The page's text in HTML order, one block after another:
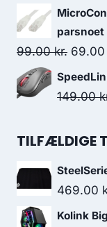
price
was:
89.00
99.00kr.
price
was:
69.00
149.00
TILFÆLDIGE
469.00
Kolink